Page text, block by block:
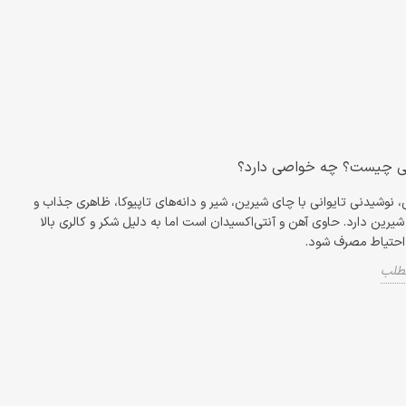
چیست؟ چه خواصی دارد؟
نوشیدنی تایوانی با چای شیرین، شیر و دانه‌های تاپیوکا، ظاهری جذاب و
دارد. حاوی آهن و آنتی‌اکسیدان است اما به دلیل شکر و کالری بالا
احتیاط مصرف شود.